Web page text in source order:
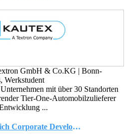
GmbH & Co.KG | Bonn-
Werkstudent
mit über 30 Standorten
Tier-One-Automobilzulieferer
...
Werkstudent im Bereich Corporate Development und M&A (m/w/d)